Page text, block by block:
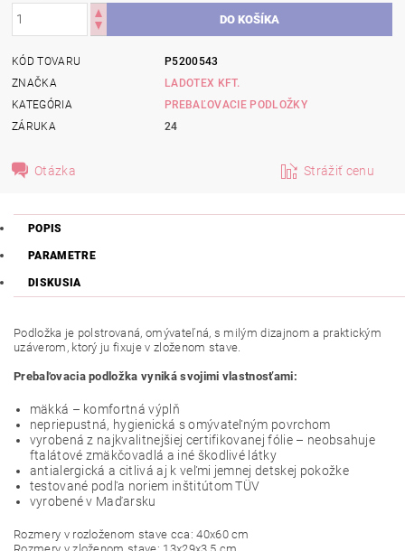
KÓD TOVARU
P5200543
ZNAČKA
LADOTEX KFT.
KATEGÓRIA
PREBAĽOVACIE PODLOŽKY
ZÁRUKA
24
Otázka Strážiť cenu
POPIS
PARAMETRE
DISKUSIA
Podložka je polstrovaná, omývateľná, s milým dizajnom a praktickým
uzáverom, ktorý ju fixuje v zloženom stave.
Prebaľovacia podložka vyniká svojimi vlastnosťami:
mäkká – komfortná výplň
nepriepustná, hygienická s omývateľným povrchom
vyrobená z najkvalitnejšiej certifikovanej fólie – neobsahuje
ftalátové zmäkčovadlá a iné škodlivé látky
antialergická a citlivá aj k veľmi jemnej detskej pokožke
testované podľa noriem inštitútom TÜV
vyrobené v Maďarsku
Rozmery v rozloženom stave cca: 40x60 cm